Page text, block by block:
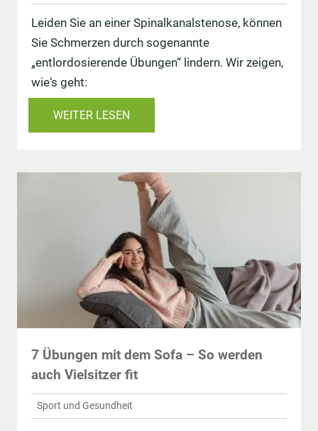
Leiden Sie an einer Spinalkanalstenose, können
Sie Schmerzen durch sogenannte
„entlordosierende Übungen“ lindern. Wir zeigen,
wie‘s geht:
WEITER LESEN
7 Übungen mit dem Sofa – So werden
auch Vielsitzer fit
Sport und Gesundheit